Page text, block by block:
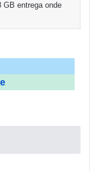
GB entrega onde